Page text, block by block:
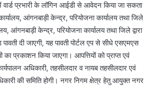
वार्ड प्रभारी के लॉगिन आईडी से आवेदन किया जा सकता
आंगनबाड़ी केन्द्र, परियोजना कार्यालय तथा जिले
आंगनबाड़ी केन्द्र, परियोजना कार्यालय तथा जिले द्वारा
दी जाएगी, यह पावती पोर्टल एप से सीधे एसएमएस
का प्रकाशन किया जाएगा। आपत्तियों को प्राप्त एवं
अधिकारी, तहसीलदार व नायब तहसीलदार एवं
की समिति होगी। नगर निगम क्षेत्र हेतु आयुक्त नगर